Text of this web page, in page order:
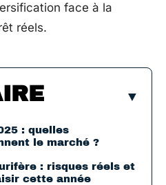
face à la
réels.
: quelles
le marché ?
: risques réels et
cette année